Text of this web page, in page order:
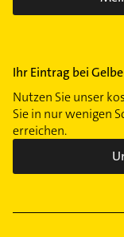
Ihr Eintrag bei
Nutzen Sie unser
Sie in nur wenigen
erreichen.